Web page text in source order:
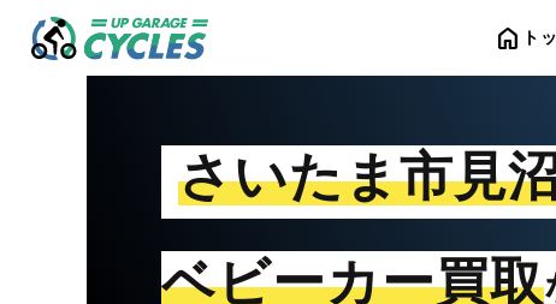
home ト
さいたま市見
ベビーカー買取